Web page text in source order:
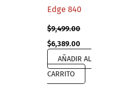
Edge 840
$9,499.00
Original
price
was:
$9,499.00.
$6,389.00
price
is:
$6,389.00.
AÑADIR AL
CARRITO